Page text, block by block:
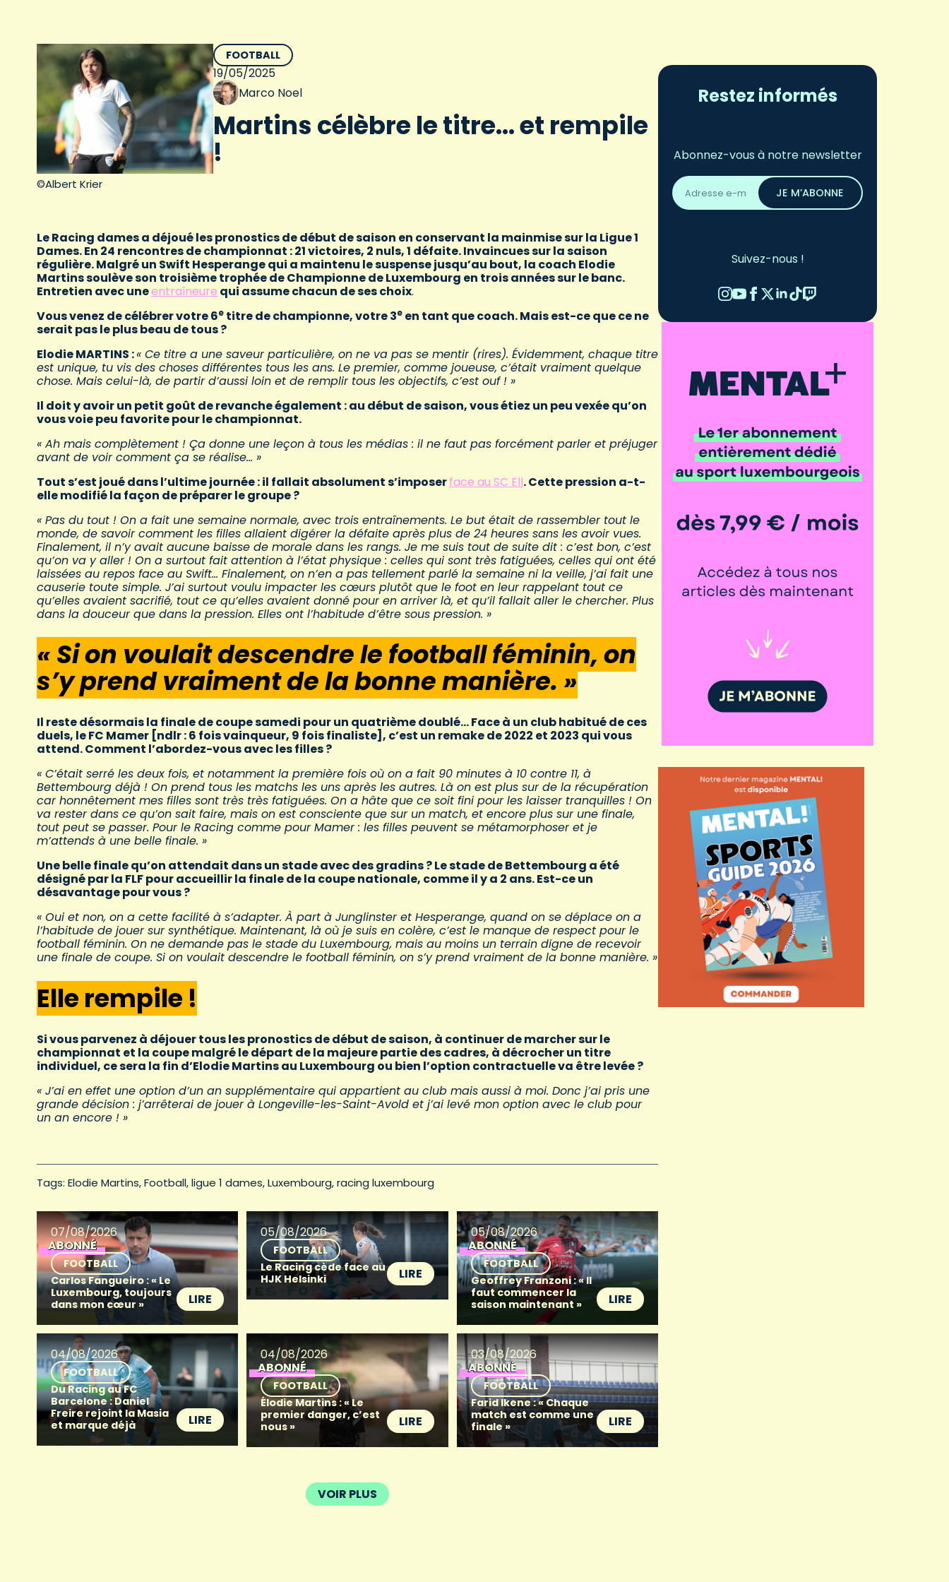
©Albert Krier
FOOTBALL
19/05/2025
Marco Noel
Martins célèbre le titre… et rempile
!
Le Racing dames a déjoué les pronostics de début de saison en conservant la mainmise sur la Ligue 1
Dames. En 24 rencontres de championnat : 21 victoires, 2 nuls, 1 défaite. Invaincues sur la saison
régulière. Malgré un Swift Hesperange qui a maintenu le suspense jusqu’au bout, la coach Elodie
Martins soulève son troisième trophée de Championne de Luxembourg en trois années sur le banc.
Entretien avec uneentraîneure qui assume chacun de ses choix.
Vous venez de célébrer votre 6e titre de championne, votre 3e en tant que coach. Mais est-ce que ce ne
serait pas le plus beau de tous ?
Elodie MARTINS :« Ce titre a une saveur particulière, on ne va pas se mentir (rires). Évidemment, chaque titre
est unique, tu vis des choses différentes tous les ans. Le premier, comme joueuse, c’était vraiment quelque
chose. Mais celui-là, de partir d’aussi loin et de remplir tous les objectifs, c’est ouf ! »
Il doit y avoir un petit goût de revanche également : au début de saison, vous étiez un peu vexée qu’on
vous voie peu favorite pour le championnat.
« Ah mais complètement ! Ça donne une leçon à tous les médias : il ne faut pas forcément parler et préjuger
avant de voir comment ça se réalise… »
Tout s’est joué dans l’ultime journée : il fallait absolument s’imposerface au SC Ell. Cette pression a-t-
elle modifié la façon de préparer le groupe ?
« Pas du tout ! On a fait une semaine normale, avec trois entraînements. Le but était de rassembler tout le
monde, de savoir comment les filles allaient digérer la défaite après plus de 24 heures sans les avoir vues.
Finalement, il n’y avait aucune baisse de morale dans les rangs. Je me suis tout de suite dit : c’est bon, c’est
qu’on va y aller ! On a surtout fait attention à l’état physique : celles qui sont très fatiguées, celles qui ont été
laissées au repos face au Swift… Finalement, on n’en a pas tellement parlé la semaine ni la veille, j’ai fait une
causerie toute simple. J’ai surtout voulu impacter les cœurs plutôt que le foot en leur rappelant tout ce
qu’elles avaient sacrifié, tout ce qu’elles avaient donné pour en arriver là, et qu’il fallait aller le chercher. Plus
dans la douceur que dans la pression. Elles ont l’habitude d’être sous pression. »
« Si on voulait descendre le football féminin, on
s’y prend vraiment de la bonne manière. »
Il reste désormais la finale de coupe samedi pour un quatrième doublé… Face à un club habitué de ces
duels, le FC Mamer [ndlr : 6 fois vainqueur, 9 fois finaliste], c’est un remake de 2022 et 2023 qui vous
attend. Comment l’abordez-vous avec les filles ?
« C’était serré les deux fois, et notamment la première fois où on a fait 90 minutes à 10 contre 11, à
Bettembourg déjà ! On prend tous les matchs les uns après les autres. Là on est plus sur de la récupération
car honnêtement mes filles sont très très fatiguées. On a hâte que ce soit fini pour les laisser tranquilles ! On
va rester dans ce qu’on sait faire, mais on est consciente que sur un match, et encore plus sur une finale,
tout peut se passer. Pour le Racing comme pour Mamer : les filles peuvent se métamorphoser et je
m’attends à une belle finale. »
Une belle finale qu’on attendait dans un stade avec des gradins ? Le stade de Bettembourg a été
désigné par la FLF pour accueillir la finale de la coupe nationale, comme il y a 2 ans. Est-ce un
désavantage pour vous ?
« Oui et non, on a cette facilité à s’adapter. À part à Junglinster et Hesperange, quand on se déplace on a
l’habitude de jouer sur synthétique. Maintenant, là où je suis en colère, c’est le manque de respect pour le
football féminin. On ne demande pas le stade du Luxembourg, mais au moins un terrain digne de recevoir
une finale de coupe. Si on voulait descendre le football féminin, on s’y prend vraiment de la bonne manière. »
Elle rempile !
Si vous parvenez à déjouer tous les pronostics de début de saison, à continuer de marcher sur le
championnat et la coupe malgré le départ de la majeure partie des cadres, à décrocher un titre
individuel, ce sera la fin d’Elodie Martins au Luxembourg ou bien l’option contractuelle va être levée ?
« J’ai en effet une option d’un an supplémentaire qui appartient au club mais aussi à moi. Donc j’ai pris une
grande décision : j’arrêterai de jouer à Longeville-les-Saint-Avold et j’ai levé mon option avec le club pour
un an encore ! »
Tags: Elodie Martins Football ligue 1 dames Luxembourg racing luxembourg
07/08/2026
ABONNÉ
FOOTBALL
Carlos Fangueiro : « Le
Luxembourg, toujours
dans mon cœur »
LIRE
05/08/2026
FOOTBALL
Le Racing cède face au
HJK Helsinki
LIRE
05/08/2026
ABONNÉ
FOOTBALL
Geoffrey Franzoni : « Il
faut commencer la
saison maintenant »
LIRE
04/08/2026
FOOTBALL
Du Racing au FC
Barcelone : Daniel
Freire rejoint la Masia
et marque déjà
LIRE
04/08/2026
ABONNÉ
FOOTBALL
Élodie Martins : « Le
premier danger, c’est
nous »
LIRE
03/08/2026
ABONNÉ
FOOTBALL
Farid Ikene : « Chaque
match est comme une
finale »
LIRE
VOIR PLUS
Restez informés
Abonnez-vous à notre newsletter
Adresse
email
*
JE M’ABONNE
Suivez-nous !